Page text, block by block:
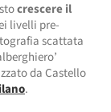
crescere il
livelli pre-
scattata
da Castello
.